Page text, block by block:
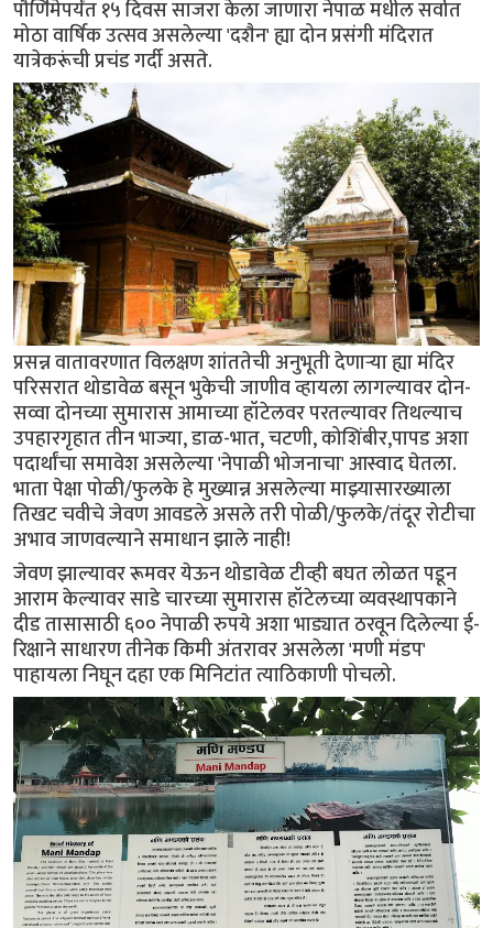
पौर्णिमेपर्यंत १५ दिवस साजरा केला जाणारा नेपाळ मधील सर्वात
मोठा वार्षिक उत्सव असलेल्या 'दशैन' ह्या दोन प्रसंगी मंदिरात
यात्रेकरूंची प्रचंड गर्दी असते.
प्रसन्न वातावरणात विलक्षण शांततेची अनुभूती देणाऱ्या ह्या मंदिर
परिसरात थोडावेळ बसून भुकेची जाणीव व्हायला लागल्यावर दोन-
सव्वा दोनच्या सुमारास आमाच्या हॉटेलवर परतल्यावर तिथल्याच
उपहारगृहात तीन भाज्या, डाळ-भात, चटणी, कोशिंबीर,पापड अशा
पदार्थांचा समावेश असलेल्या 'नेपाळी भोजनाचा' आस्वाद घेतला.
भाता पेक्षा पोळी/फुलके हे मुख्यान्न असलेल्या माझ्यासारख्याला
तिखट चवीचे जेवण आवडले असले तरी पोळी/फुलके/तंदूर रोटीचा
अभाव जाणवल्याने समाधान झाले नाही!
जेवण झाल्यावर रूमवर येऊन थोडावेळ टीव्ही बघत लोळत पडून
आराम केल्यावर साडे चारच्या सुमारास हॉटेलच्या व्यवस्थापकाने
दीड तासासाठी ६०० नेपाळी रुपये अशा भाड्यात ठरवून दिलेल्या ई-
रिक्षाने साधारण तीनेक किमी अंतरावर असलेला 'मणी मंडप'
पाहायला निघून दहा एक मिनिटांत त्याठिकाणी पोचलो.